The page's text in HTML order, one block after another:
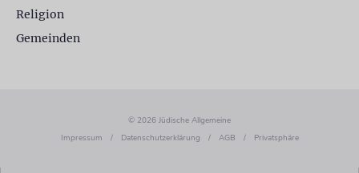
Religion
Gemeinden
© 2026 Jüdische Allgemeine
Impressum
/ Datenschutzerklärung / AGB / Privatsphäre